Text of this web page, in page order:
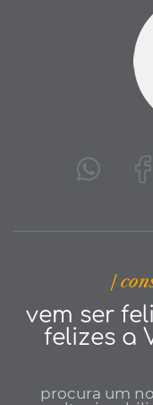
|
vem ser
felizes a
procura um